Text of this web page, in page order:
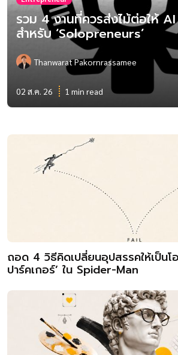
รวม 4 งานที่ควรส่งไม้ต่อให้
สำหรับ ‘Solopreneurs’
Thanwarat Pakornrassamee
02 ส.ค. 26 1 min read
ถอด 4 วิธีคิดเปลี่ยนอุปสรรคให้เป็นโ
ปาร์คเกอร์’ ใน Spider-Man